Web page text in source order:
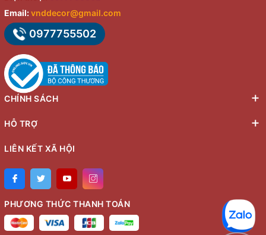
Email:vnddecor@gmail.com
0977755502
CHÍNH SÁCH
HỖ TRỢ
LIÊN KẾT XÃ HỘI
PHƯƠNG THỨC THANH TOÁN